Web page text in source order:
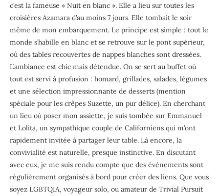
c’est la fameuse « Nuit en blanc ». Elle a lieu sur toutes les
croisières Azamara d’au moins 7 jours. Elle tombait le soir
même de mon embarquement. Le principe est simple : tout le
monde s’habille en blanc et se retrouve sur le pont supérieur,
où des tables recouvertes de nappes blanches sont dressées.
L’ambiance est chic mais détendue. On se sert au buffet où
tout est servi à profusion : homard, grillades, salades, légumes
et une sélection impressionnante de desserts (mention
spéciale pour les crêpes Suzette, un pur délice). En cherchant
un lieu où poser mon assiette, je suis tombée sur Emmanuel
et Lolita, un sympathique couple de Californiens qui m’ont
rapidement invitée à partager leur table. Là encore, la
convivialité est naturelle, presque instinctive. En discutant
avec eux, je me suis rendu compte que des événements sont
régulièrement organisés à bord pour créer des liens. Que vous
soyez LGBTQIA, voyageur solo, ou amateur de Trivial Pursuit